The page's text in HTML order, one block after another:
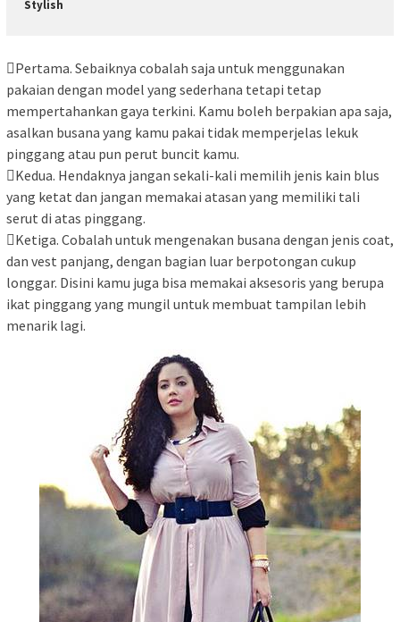
Stylish
Pertama. Sebaiknya cobalah saja untuk menggunakan
pakaian dengan model yang sederhana tetapi tetap
mempertahankan gaya terkini. Kamu boleh berpakian apa saja,
asalkan busana yang kamu pakai tidak memperjelas lekuk
pinggang atau pun perut buncit kamu.
Kedua. Hendaknya jangan sekali-kali memilih jenis kain blus
yang ketat dan jangan memakai atasan yang memiliki tali
serut di atas pinggang.
Ketiga. Cobalah untuk mengenakan busana dengan jenis coat,
dan vest panjang, dengan bagian luar berpotongan cukup
longgar. Disini kamu juga bisa memakai aksesoris yang berupa
ikat pinggang yang mungil untuk membuat tampilan lebih
menarik lagi.